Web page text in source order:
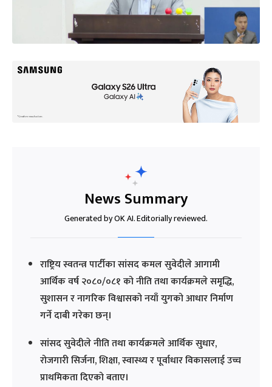
News Summary
Generated by OK AI. Editorially reviewed.
राष्ट्रिय स्वतन्त्र पार्टीका सांसद कमल सुवेदीले आगामी
आर्थिक वर्ष २०८०/०८१ को नीति तथा कार्यक्रमले समृद्धि,
सुशासन र नागरिक विश्वासको नयाँ युगको आधार निर्माण
गर्ने दाबी गरेका छन्।
सांसद सुवेदीले नीति तथा कार्यक्रमले आर्थिक सुधार,
रोजगारी सिर्जना, शिक्षा, स्वास्थ्य र पूर्वाधार विकासलाई उच्च
प्राथमिकता दिएको बताए।